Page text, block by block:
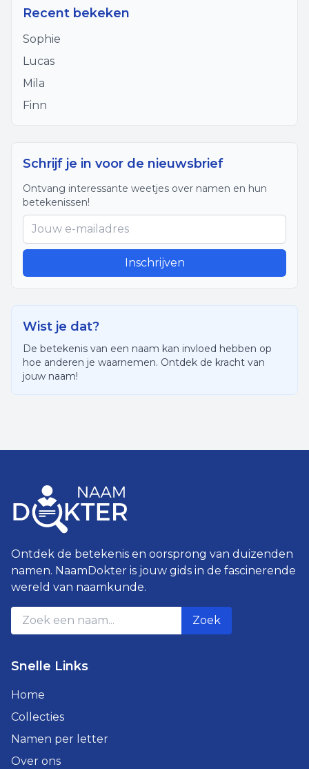
Recent bekeken
Sophie
Lucas
Mila
Finn
Schrijf je in voor de nieuwsbrief
Ontvang interessante weetjes over namen en hun
betekenissen!
Inschrijven
Wist je dat?
De betekenis van een naam kan invloed hebben op
hoe anderen je waarnemen. Ontdek de kracht van
jouw naam!
Ontdek de betekenis en oorsprong van duizenden
namen. NaamDokter is jouw gids in de fascinerende
wereld van naamkunde.
Zoek
Snelle Links
Home
Collecties
Namen per letter
Over ons